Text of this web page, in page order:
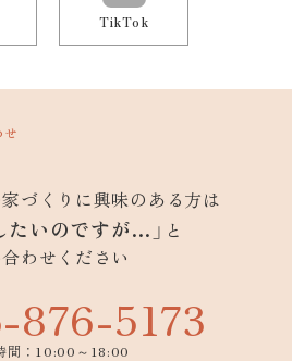
TikTok
づくりに興味のある方は
たいのですが…」 と
わせください
876-5173
間：10:00～18:00